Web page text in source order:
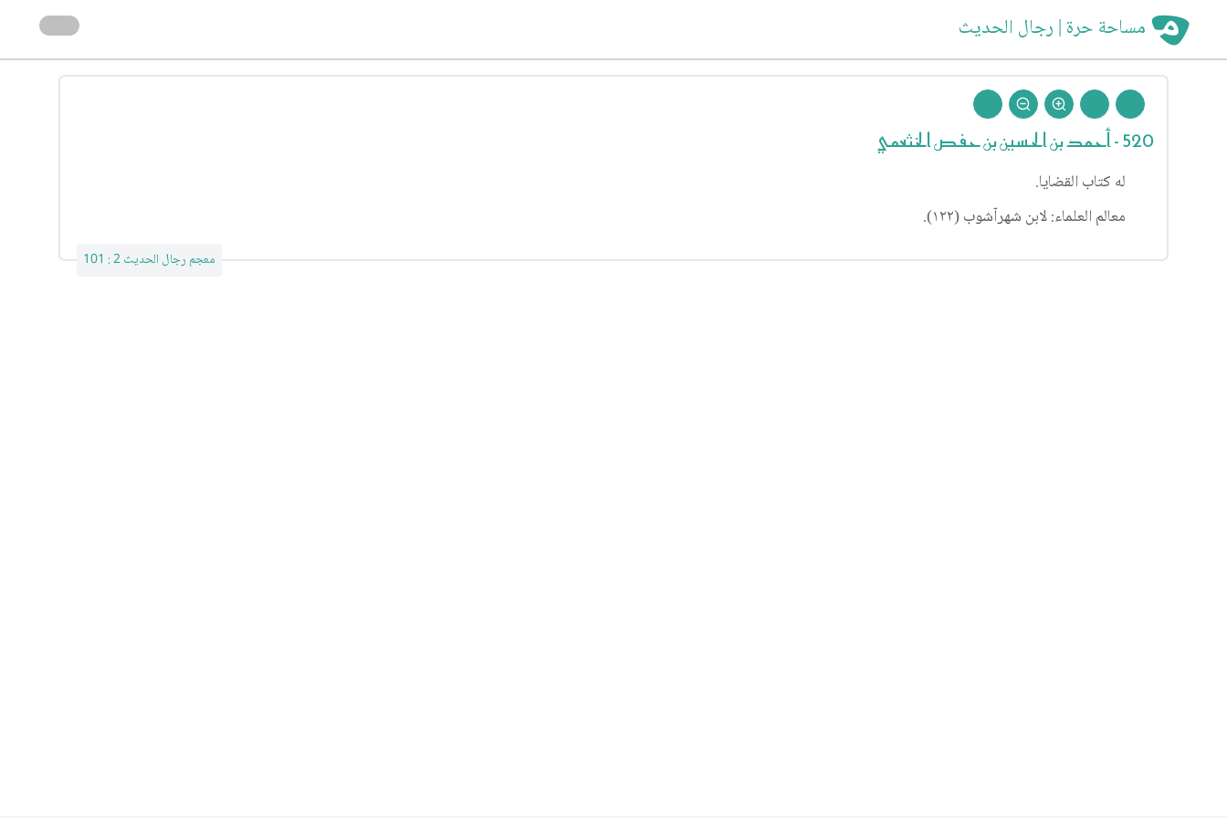
مساحة حرة | رجال الحديث
520 - أحمد بن الحسين بن حفص الخثعمي
له كتاب القضايا.
معالم العلماء: لابن شهرآشوب (١٢٢).
معجم رجال الحديث 2 : 101